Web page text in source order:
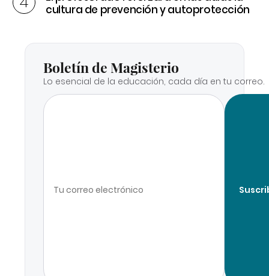
cultura de prevención y autoprotección
Boletín de Magisterio
Lo esencial de la educación, cada día en tu correo.